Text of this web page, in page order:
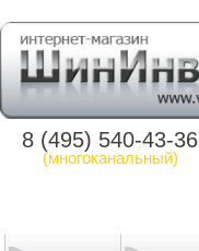
8 (495) 540-43-36
(многоканальный)